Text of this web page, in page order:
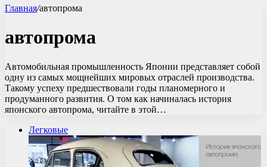
Главная/автопрома
автопрома
Автомобильная промышленность Японии представляет собой
одну из самых мощнейших мировых отраслей производства.
Такому успеху предшествовали годы планомерного и
продуманного развития. О том как начиналась история
японского автопрома, читайте в этой…
Легковые